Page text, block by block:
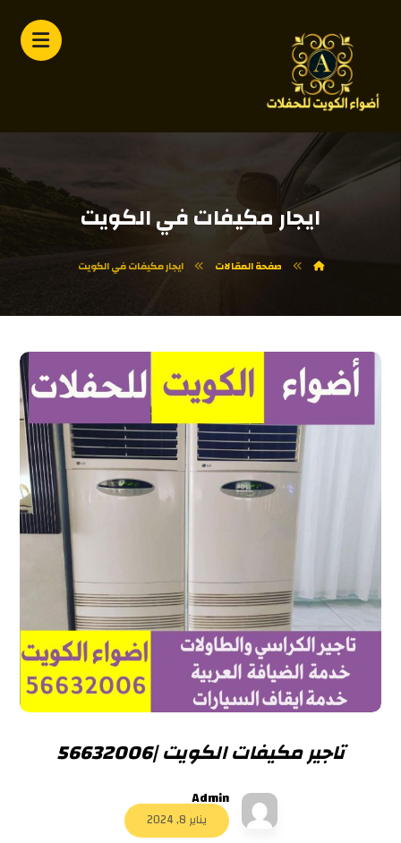
ايجار مكيفات في الكويت
صفحة المقالات ايجار مكيفات في الكويت
تاجير مكيفات الكويت |56632006
Admin
يناير 8, 2024